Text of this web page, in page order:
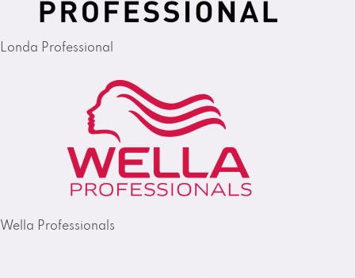
Londa Professional
Wella Professionals